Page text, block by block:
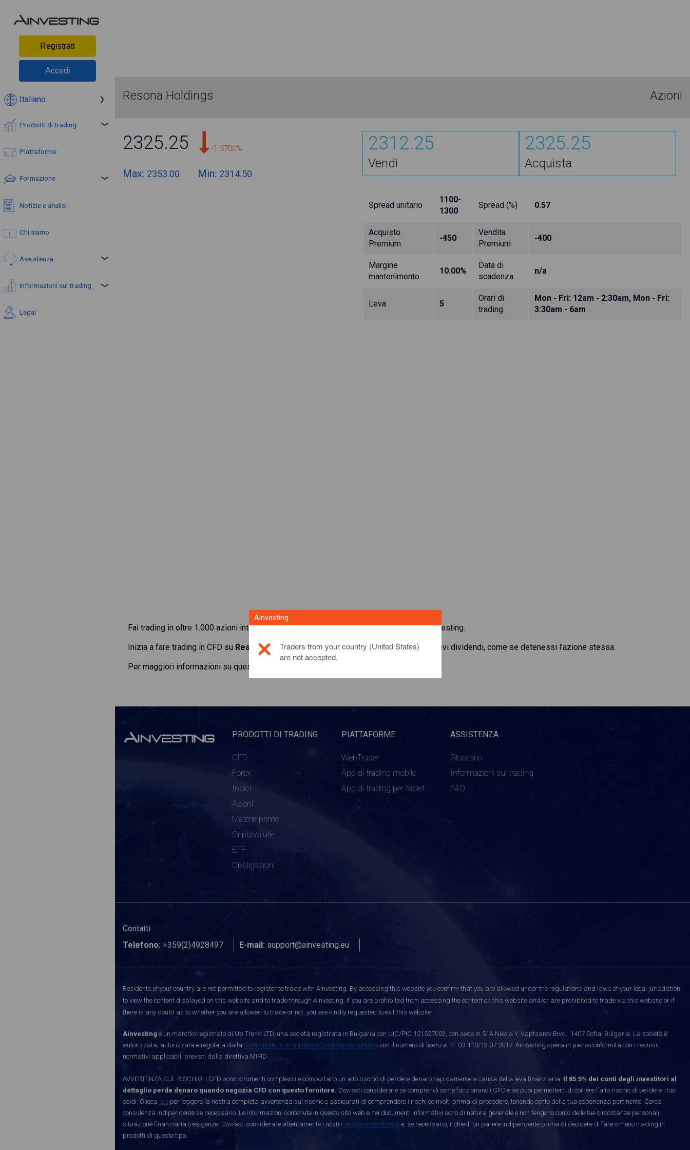
Registrati
Accedi
Italiano
Prodotti di trading
Piattaforme
Formazione
Notizie e analisi
Chi siamo
Assistenza
Informazioni sul trading
Legal
Resona Holdings Azioni
2325.25 -1.5700%
Max: 2353.00 Min: 2314.50
2312.25
Vendi
2325.25
Acquista
Spread unitario
1100-
1300
Spread (%) 0.57
Acquisto
Premium
-450
Vendita
Premium
-400
Margine
mantenimento
10.00%
Data di
scadenza
n/a
Leva 5
Orari di
trading
Mon - Fri: 12am - 2:30am, Mon - Fri:
3:30am - 6am
Fai trading in oltre 1.000 azioni internazionali con la piattaforma di trading in CFD di Ainvesting.
Inizia a fare trading in CFD su Resona Holdings. Ottieni quotazioni in tempo reale e ricevi dividendi, come se detenessi l’azione stessa.
Per maggiori informazioni su questo prodotto di investimento,
PRODOTTI DI TRADING
CFD
Forex
Indici
Azioni
Materie prime
Criptovalute
ETF
Obbligazioni
PIATTAFORME
WebTrader
App di trading mobile
App di trading per tablet
ASSISTENZA
Glossario
Informazioni sul trading
FAQ
Contatti
Telefono: +359(2)4928497 E-mail: support@ainvesting.eu
Residents of your country are not permitted to register to trade with Ainvesting. By accessing this website you confirm that you are allowed under the regulations and laws of your local jurisdiction
to view the content displayed on this website and to trade through Ainvesting. If you are prohibited from accessing the content on this website and/or are prohibited to trade via this website or if
there is any doubt as to whether you are allowed to trade or not, you are kindly requested to exit this website.
Ainvesting è un marchio registrato di Up Trend LTD, una società registrata in Bulgaria con UIC/PIC 121527003, con sede in 51A Nikola Y. Vaptsarov Blvd., 1407 Sofia, Bulgaria. La società è
autorizzata, autorizzata e regolata dalla Commissione di vigilanza finanziaria bulgara con il numero di licenza РГ-03-110/13.07.2017. Ainvesting opera in piena conformità con i requisiti
normativi applicabili previsti dalla direttiva MiFID.
AVVERTENZA SUL RISCHIO: I CFD sono strumenti complessi e comportano un alto rischio di perdere denaro rapidamente a causa della leva finanziaria. Il 85.5% dei conti degli investitori al
dettaglio perde denaro quando negozia CFD con questo fornitore. Dovresti considerare se comprendi come funzionano i CFD e se puoi permetterti di correre l'alto rischio di perdere i tuoi
soldi. Clicca qui per leggere la nostra completa avvertenza sul rischio e assicurati di comprendere i rischi coinvolti prima di procedere, tenendo conto della tua esperienza pertinente. Cerca
consulenza indipendente se necessario. Le informazioni contenute in questo sito web e nei documenti informativi sono di natura generale e non tengono conto delle tue circostanze personali,
situazione finanziaria o esigenze. Dovresti considerare attentamente i nostri Termini e condizioni e, se necessario, richiedi un parere indipendente prima di decidere di fare o meno trading in
prodotti di questo tipo.
Ainvesting
Traders from your country (United States)
are not accepted.